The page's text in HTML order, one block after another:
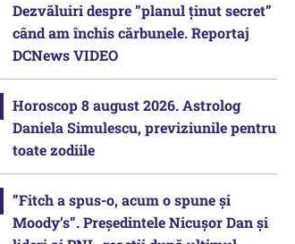
Dezvăluiri despre ”planul ținut secret”
când am închis cărbunele. Reportaj
DCNews VIDEO
Horoscop 8 august 2026. Astrolog
Daniela Simulescu, previziunile pentru
toate zodiile
”Fitch a spus-o, acum o spune și
Moody’s”. Președintele Nicușor Dan și